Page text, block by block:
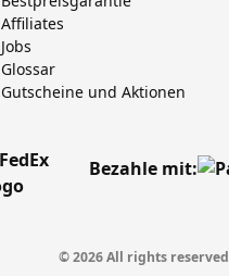
Affiliates
Jobs
Glossar
Gutscheine und Aktionen
Bezahle mit:
© 2026 All rights reserved